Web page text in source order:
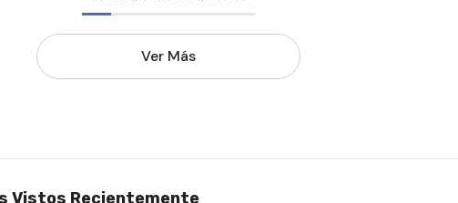
Ver Más
Vistos Recientemente